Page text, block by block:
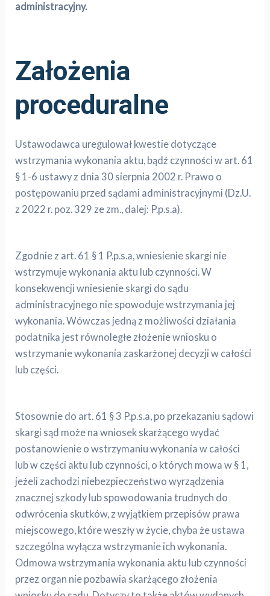
administracyjny.
Założenia
proceduralne
Ustawodawca uregulował kwestie dotyczące
wstrzymania wykonania aktu, bądź czynności w art. 61
§ 1-6 ustawy z dnia 30 sierpnia 2002 r. Prawo o
postępowaniu przed sądami administracyjnymi (Dz.U.
z 2022 r. poz. 329 ze zm., dalej: P.p.s.a).
Zgodnie z art. 61 § 1 P.p.s.a, wniesienie skargi nie
wstrzymuje wykonania aktu lub czynności. W
konsekwencji wniesienie skargi do sądu
administracyjnego nie spowoduje wstrzymania jej
wykonania. Wówczas jedną z możliwości działania
podatnika jest równoległe złożenie wniosku o
wstrzymanie wykonania zaskarżonej decyzji w całości
lub części.
Stosownie do art. 61 § 3 P.p.s.a, po przekazaniu sądowi
skargi sąd może na wniosek skarżącego wydać
postanowienie o wstrzymaniu wykonania w całości
lub w części aktu lub czynności, o których mowa w § 1,
jeżeli zachodzi niebezpieczeństwo wyrządzenia
znacznej szkody lub spowodowania trudnych do
odwrócenia skutków, z wyjątkiem przepisów prawa
miejscowego, które weszły w życie, chyba że ustawa
szczególna wyłącza wstrzymanie ich wykonania.
Odmowa wstrzymania wykonania aktu lub czynności
przez organ nie pozbawia skarżącego złożenia